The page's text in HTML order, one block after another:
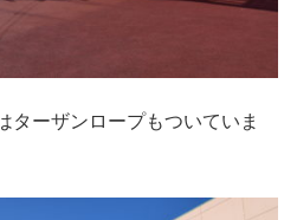
ターザンロープもついていま